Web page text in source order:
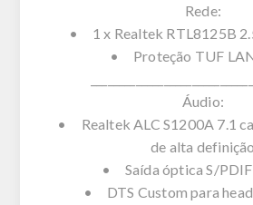
Rede:
• 1 x Realtek RTL8125B
• Proteção TUF
Áudio:
• Realtek ALC S1200A 7.1
de alta definição
• Saída óptica S/
• DTS Custom para